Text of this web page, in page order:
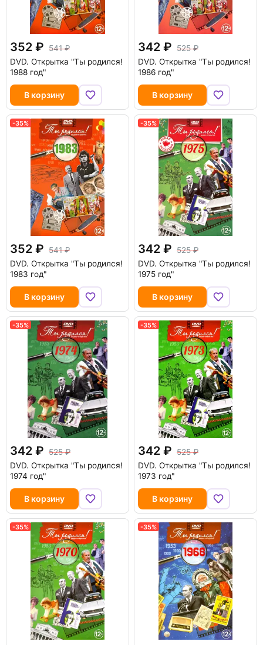
352
541
DVD. Открытка "Ты родился!
1988 год"
В корзину
342
525
DVD. Открытка "Ты родился!
1986 год"
В корзину
-35%
352
541
DVD. Открытка "Ты родился!
1983 год"
В корзину
-35%
342
525
DVD. Открытка "Ты родился!
1975 год"
В корзину
-35%
342
525
DVD. Открытка "Ты родился!
1974 год"
В корзину
-35%
342
525
DVD. Открытка "Ты родился!
1973 год"
В корзину
-35% -35%